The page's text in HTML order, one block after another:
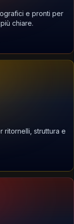
e pronti per
chiare.
ritornelli, struttura e